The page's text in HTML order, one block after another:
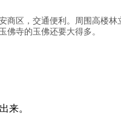
商区，交通便利。周围高楼
佛寺的玉佛还要大得多。
来。